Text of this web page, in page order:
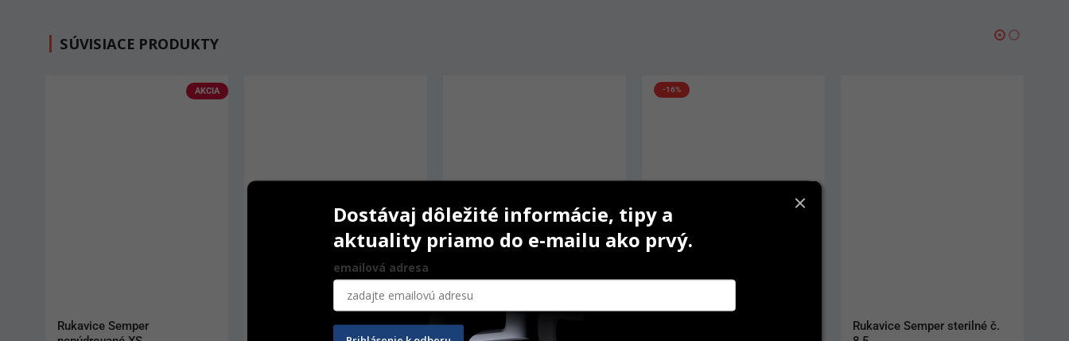
SÚVISIACE PRODUKTY
AKCIA
Rukavice Semper
Podbradníky Medibase v
Luna vatové valčeky
-16%
Rukavice Semper sterilné č.
Dostávaj dôležité informácie, tipy a
aktuality priamo do e-mailu ako prvý.
emailová adresa